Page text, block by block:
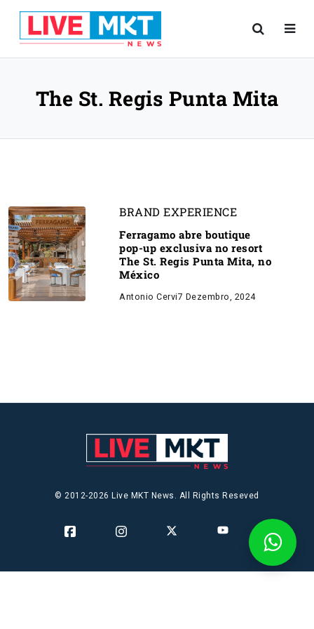
The St. Regis Punta Mita
BRAND EXPERIENCE
Ferragamo abre boutique
pop-up exclusiva no resort
The St. Regis Punta Mita, no
México
Antonio Cervi7 Dezembro, 2024
© 2012-2026 Live MKT News. All Rights Reseved